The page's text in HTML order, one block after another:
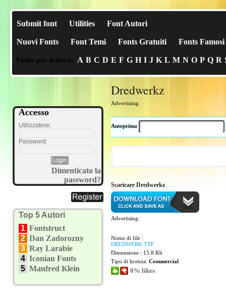
Submit font Utilities Font Autori
Nuovi Fonts Font Temi Fonts Gratuiti Fonts Famosi
Fonts per lettera: A B C D E F G H I J K L M N O P Q R
Accesso
Utilizzatore:
Password:
Dimenticato la
password?
Top 5 Autori
1 Fontstruct
2 Dan Zadorozny
3 Ray Larabie
4 Iconian Fonts
5 Manfred Klein
Dredwerkz
Advertising:
Anteprima
Scaricare Dredwerkz
Advertising:
Nome di file :
DREDWERK.TTF
Dimensione : 15.8 Kb
Tipo di licenza: Commercial
0% likes